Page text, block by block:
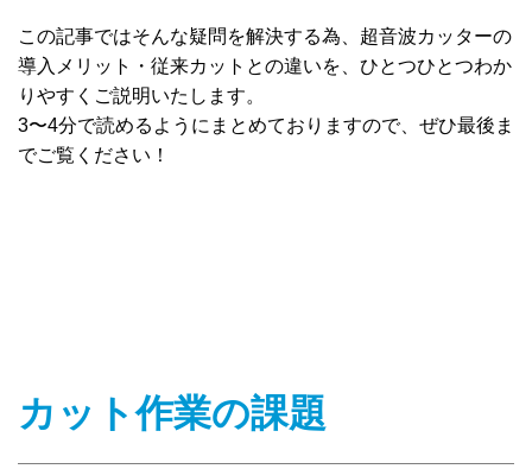
この記事ではそんな疑問を解決する為、超音波カッターの
導入メリット・従来カットとの違いを、ひとつひとつわか
りやすくご説明いたします。
3〜4分で読めるようにまとめておりますので、ぜひ最後ま
でご覧ください！
カット作業の課題